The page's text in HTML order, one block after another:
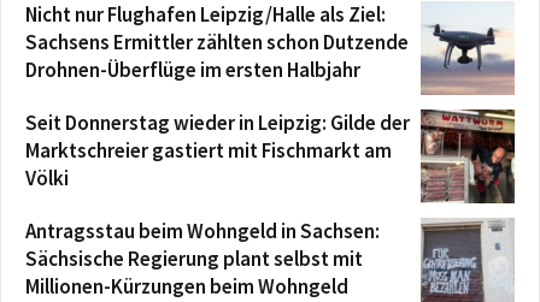
Nicht nur Flughafen Leipzig/Halle als Ziel:
Sachsens Ermittler zählten schon Dutzende
Drohnen-Überflüge im ersten Halbjahr
Seit Donnerstag wieder in Leipzig: Gilde der
Marktschreier gastiert mit Fischmarkt am
Völki
Antragsstau beim Wohngeld in Sachsen:
Sächsische Regierung plant selbst mit
Millionen-Kürzungen beim Wohngeld